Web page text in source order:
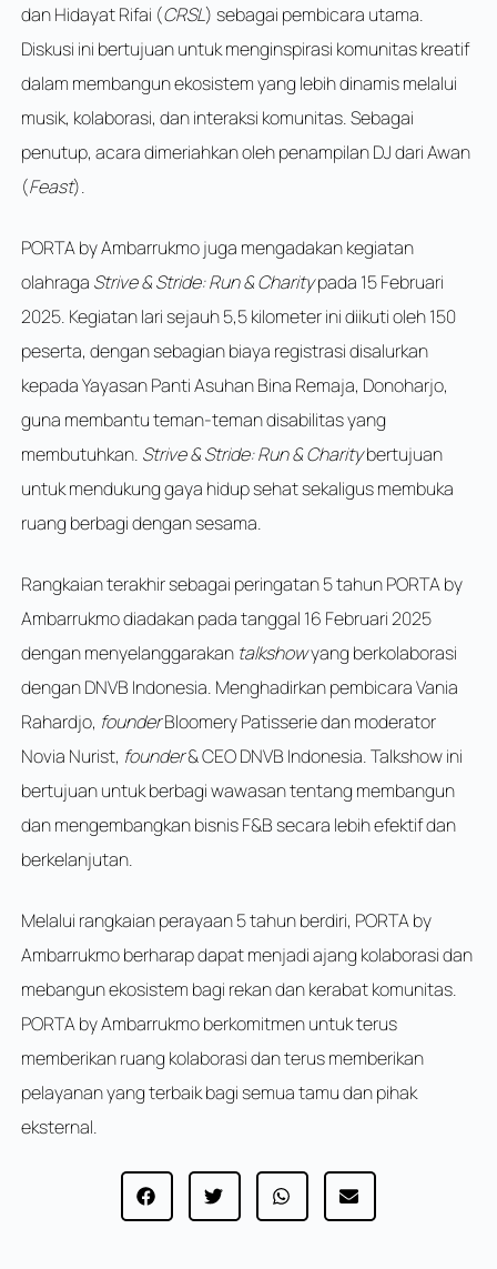
dan Hidayat Rifai (CRSL) sebagai pembicara utama.
Diskusi ini bertujuan untuk menginspirasi komunitas kreatif
dalam membangun ekosistem yang lebih dinamis melalui
musik, kolaborasi, dan interaksi komunitas. Sebagai
penutup, acara dimeriahkan oleh penampilan DJ dari Awan
(Feast).
PORTA by Ambarrukmo juga mengadakan kegiatan
olahraga Strive & Stride: Run & Charitypada 15 Februari
2025. Kegiatan lari sejauh 5,5 kilometer ini diikuti oleh 150
peserta, dengan sebagian biaya registrasi disalurkan
kepada Yayasan Panti Asuhan Bina Remaja, Donoharjo,
guna membantu teman-teman disabilitas yang
membutuhkan. Strive & Stride: Run & Charitybertujuan
untuk mendukung gaya hidup sehat sekaligus membuka
ruang berbagi dengan sesama.
Rangkaian terakhir sebagai peringatan 5 tahun PORTA by
Ambarrukmo diadakan pada tanggal 16 Februari 2025
dengan menyelanggarakan talkshowyang berkolaborasi
dengan DNVB Indonesia. Menghadirkan pembicara Vania
Rahardjo, founderBloomery Patisserie dan moderator
Novia Nurist, founder& CEO DNVB Indonesia. Talkshow ini
bertujuan untuk berbagi wawasan tentang membangun
dan mengembangkan bisnis F&B secara lebih efektif dan
berkelanjutan.
Melalui rangkaian perayaan 5 tahun berdiri, PORTA by
Ambarrukmo berharap dapat menjadi ajang kolaborasi dan
mebangun ekosistem bagi rekan dan kerabat komunitas.
PORTA by Ambarrukmo berkomitmen untuk terus
memberikan ruang kolaborasi dan terus memberikan
pelayanan yang terbaik bagi semua tamu dan pihak
eksternal.